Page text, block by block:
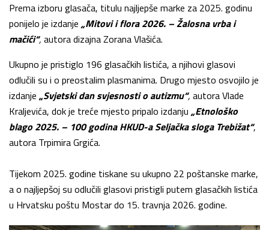
Prema izboru glasača, titulu najljepše marke za 2025. godinu
ponijelo je izdanje „Mitovi i flora 2026. – Žalosna vrba i
mačići“, autora dizajna Zorana Vlašića.
Ukupno je pristiglo 196 glasačkih listića, a njihovi glasovi
odlučili su i o preostalim plasmanima. Drugo mjesto osvojilo je
izdanje „Svjetski dan svjesnosti o autizmu“, autora Vlade
Kraljevića, dok je treće mjesto pripalo izdanju „Etnološko
blago 2025. – 100 godina HKUD-a Seljačka sloga Trebižat“,
autora Trpimira Grgića.
Tijekom 2025. godine tiskane su ukupno 22 poštanske marke,
a o najljepšoj su odlučili glasovi pristigli putem glasačkih listića
u Hrvatsku poštu Mostar do 15. travnja 2026. godine.